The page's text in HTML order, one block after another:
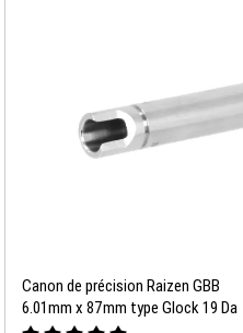
Canon de précision Raizen GBB
6.01mm x 87mm type Glock 19 Da